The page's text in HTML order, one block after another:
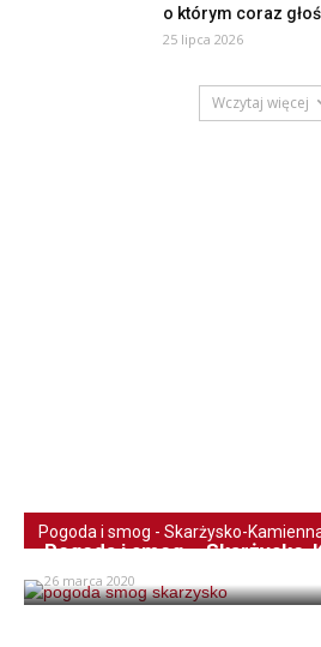
o którym coraz
25 lipca 2026
Wczytaj więcej
Pogoda i smog - Skarżysko-
Pogoda i smog – Skarżysko-
26 marca 2020